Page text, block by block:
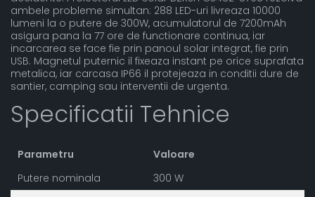
ambele probleme simultan: 288 LED-uri livreaza 10000
lumeni la o putere de 300W, acumulatorul de 7200mAh
asigura pana la 77 ore de functionare continua, iar
incarcarea se face fie prin panoul solar integrat, fie prin
USB. Magnetul puternic il fixeaza instant pe orice suprafata
metalica, iar carcasa IP66 il protejeaza in conditii dure de
santier, camping sau interventii de urgenta.
Specificatii Tehnice
Parametru
Valoare
Putere nominala
300 W